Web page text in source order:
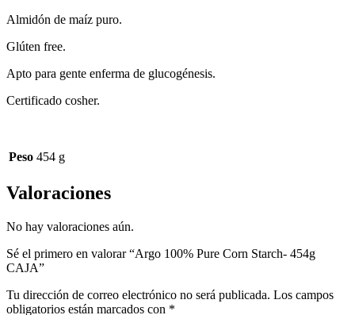
Almidón de maíz puro.
Glúten free.
Apto para gente enferma de glucogénesis.
Certificado cosher.
Peso 454 g
Valoraciones
No hay valoraciones aún.
Sé el primero en valorar “Argo 100% Pure Corn Starch- 454g
CAJA”
Tu dirección de correo electrónico no será publicada. Los campos
obligatorios están marcados con *